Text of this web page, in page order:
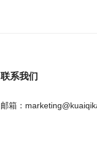
联系我们
邮箱：